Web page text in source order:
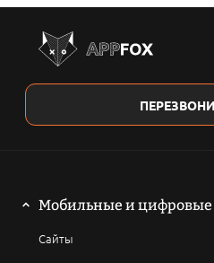
Мобильные и
Сайты